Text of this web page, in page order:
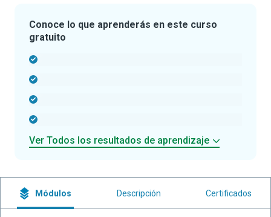
Conoce lo que aprenderás en este curso
gratuito
Ver Todos los resultados de aprendizaje
Módulos Descripción Certificados